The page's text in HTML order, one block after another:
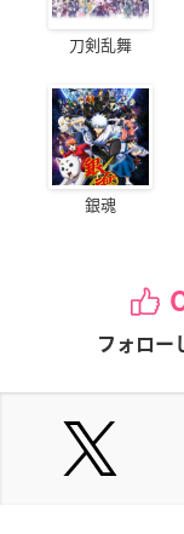
刀剣乱舞
銀魂
フォロー